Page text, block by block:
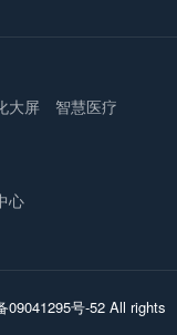
大屏
智慧医疗
心
09041295号-52All rights